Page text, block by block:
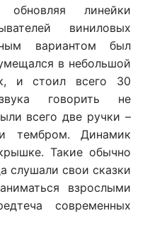
линейки
виниловых
вариантом был
в небольшой
и стоил всего 30
говорить не
всего две ручки –
тембром. Динамик
Такие обычно
слушали свои сказки
взрослыми
современных